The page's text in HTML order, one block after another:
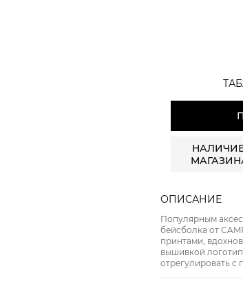
ОПИСАНИЕ
Популярным
бейсболка от
принтами,
вышивкой
отрегулировать с